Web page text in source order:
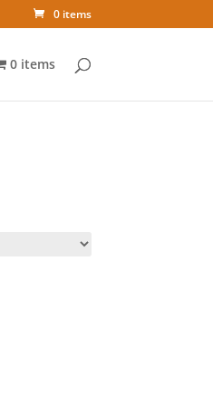
0 items
0 items